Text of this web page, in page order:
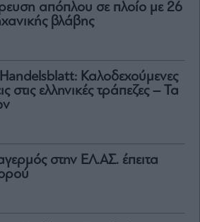
απόπλου σε πλοίο με 26
βλάβης
Καλοδεχούμενες
στις ελληνικές τράπεζες – Τα
στην ΕΛ.ΑΣ. έπειτα